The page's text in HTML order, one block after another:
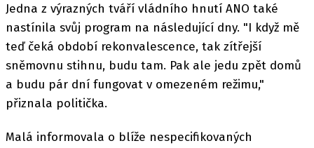
Jedna z výrazných tváří vládního hnutí ANO také
nastínila svůj program na následující dny. "I když mě
teď čeká období rekonvalescence, tak zítřejší
sněmovnu stihnu, budu tam. Pak ale jedu zpět domů
a budu pár dní fungovat v omezeném režimu,"
přiznala politička.
Malá informovala o blíže nespecifikovaných